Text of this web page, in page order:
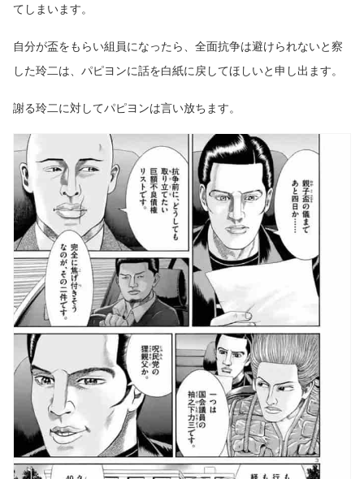
てしまいます。
自分が盃をもらい組員になったら、全面抗争は避けられないと察
した玲二は、パピヨンに話を白紙に戻してほしいと申し出ます。
謝る玲二に対してパピヨンは言い放ちます。